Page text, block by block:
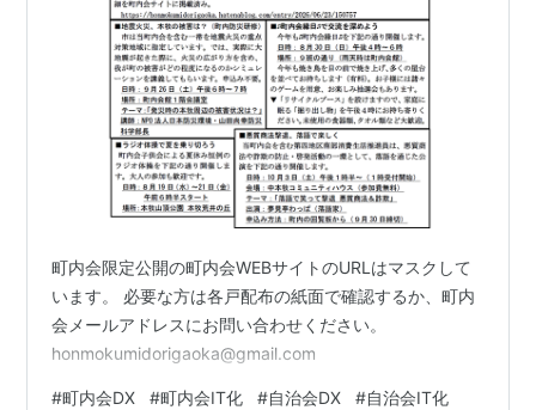
町内会限定公開の町内会WEBサイトのURLはマスクして
います。 必要な方は各戸配布の紙面で確認するか、町内
会メールアドレスにお問い合わせください。
honmokumidorigaoka@gmail.com
#町内会DX #町内会IT化 #自治会DX #自治会IT化